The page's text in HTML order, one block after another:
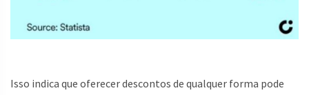
Isso indica que oferecer descontos de qualquer forma pode